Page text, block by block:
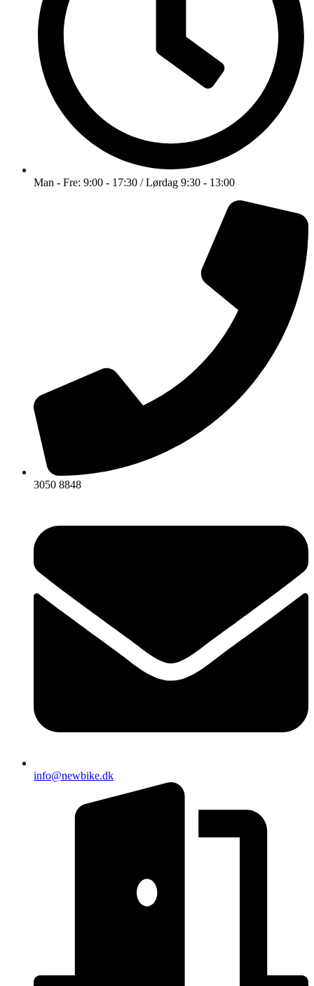
Man - Fre: 9:00 - 17:30 / Lørdag 9:30 - 13:00
3050 8848
info@newbike.dk